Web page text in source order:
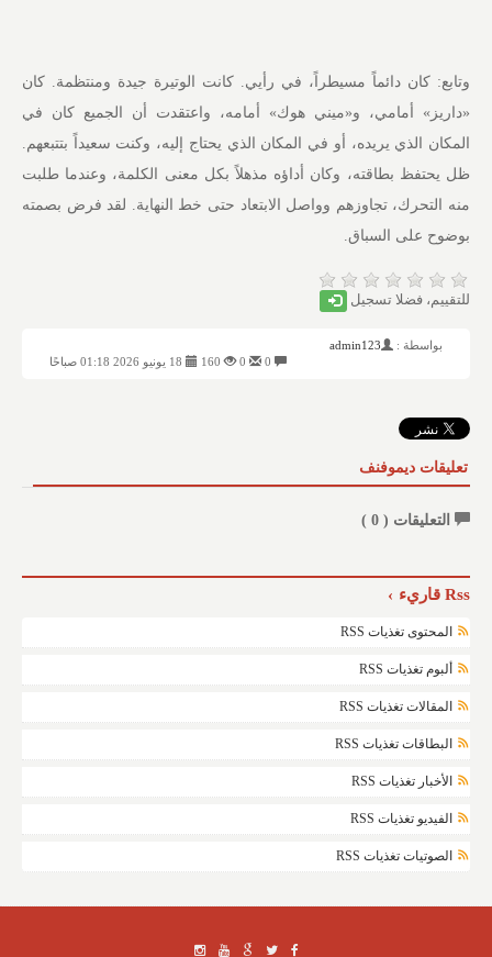
وتابع: كان دائماً مسيطراً، في رأيي. كانت الوتيرة جيدة ومنتظمة. كان
«داريز» أمامي، و«ميني هوك» أمامه، واعتقدت أن الجميع كان في
المكان الذي يريده، أو في المكان الذي يحتاج إليه، وكنت سعيداً بتتبعهم.
ظل يحتفظ بطاقته، وكان أداؤه مذهلاً بكل معنى الكلمة، وعندما طلبت
منه التحرك، تجاوزهم وواصل الابتعاد حتى خط النهاية. لقد فرض بصمته
بوضوح على السباق.
للتقييم، فضلا تسجيل
بواسطة :
admin123
160
تعليقات ديموفنف
التعليقات ( 0
)
Rss قاريء
المحتوى تغذيات RSS
ألبوم تغذيات RSS
المقالات تغذيات RSS
البطاقات تغذيات RSS
الأخبار تغذيات RSS
الفيديو تغذيات RSS
الصوتيات تغذيات RSS